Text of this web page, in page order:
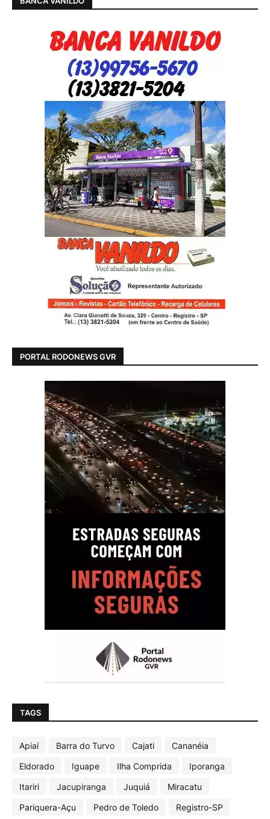
PORTAL RODONEWS GVR
TAGS
Apiaí Barra do Turvo Cajati
Cananéia
Eldorado
Iguape Ilha Comprida
Iporanga
Itariri
Jacupiranga Juquiá
Miracatu
Pariquera-Açu
Pedro de Toledo
Registro-SP